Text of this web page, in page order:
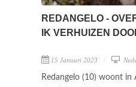
REDANGELO -
IK VERHUIZEN
15 Januari 2023
Redangelo (10) woont